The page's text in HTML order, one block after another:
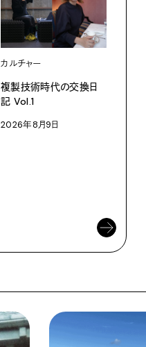
カルチャー
複製技術時代の交換日
記 Vol.1
2026年8月9日